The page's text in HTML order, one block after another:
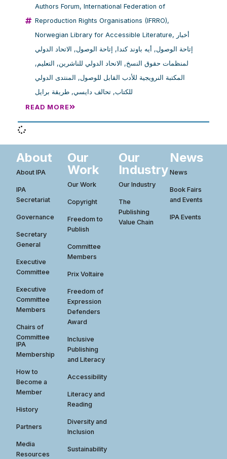
Authors Forum, International Federation of
Reproduction Rights Organisations (IFRRO),
Norwegian Library for Accessible Literature, أخبار
إتاحة الوصول, أيه باوند كندا, إتاحة الوصول, الاتحاد الدولي
لمنظمات حقوق النسخ, الانحاد الدولي للناشرين, التعليم ,
المكتبة النرويجية للأدب القابل للوصول, المنتدى الدولي
للكتاب, تحالف دايسي, طريقة برايل
READ MORE
About
About IPA
IPA
Secretariat
Governance
Secretary
General
Executive
Committee
Executive
Committee
Members
Chairs of
Committee
IPA
Membership
How to
Become a
Member
History
Partners
Media
Resources
Our
Work
Our Work
Copyright
Freedom to
Publish
Committee
Members
Prix Voltaire
Freedom of
Expression
Defenders
Award
Inclusive
Publishing
and Literacy
Accessibility
Literacy and
Reading
Diversity and
Inclusion
Sustainability
Our
Industry
Our Industry
The
Publishing
Value Chain
News
News
Book Fairs
and Events
IPA Events